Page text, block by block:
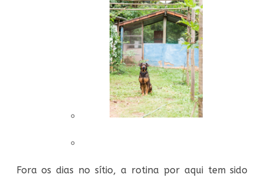
Fora os dias no sítio, a rotina por aqui tem sido